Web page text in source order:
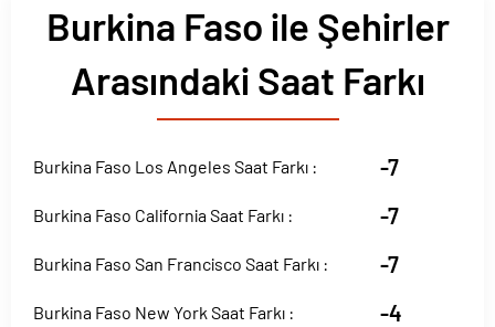
Burkina Faso ile Şehirler
Arasındaki Saat Farkı
Burkina Faso Los Angeles Saat Farkı : -7
Burkina Faso California Saat Farkı : -7
Burkina Faso San Francisco Saat Farkı : -7
Burkina Faso New York Saat Farkı : -4